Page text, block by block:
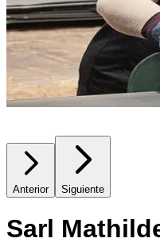
Anterior Siguiente
Sarl